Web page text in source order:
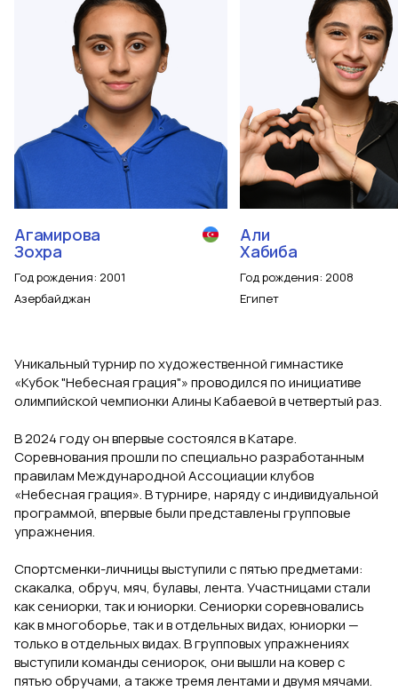
Агамирова
Зохра
Год рождения: 2001
Азербайджан
Али
Хабиба
Год рождения: 2008
Египет
Уникальный турнир по художественной гимнастике
«Кубок "Небесная грация"» проводился по инициативе
олимпийской чемпионки Алины Кабаевой в четвертый раз.
В 2024 году он впервые состоялся в Катаре.
Соревнования прошли по специально разработанным
правилам Международной Ассоциации клубов
«Небесная грация». В турнире, наряду с индивидуальной
программой, впервые были представлены групповые
упражнения.
Спортсменки-личницы выступили с пятью предметами:
скакалка, обруч, мяч, булавы, лента. Участницами стали
как сениорки, так и юниорки. Сениорки соревновались
как в многоборье, так и в отдельных видах, юниорки —
только в отдельных видах. В групповых упражнениях
выступили команды сениорок, они вышли на ковер с
пятью обручами, а также тремя лентами и двумя мячами.